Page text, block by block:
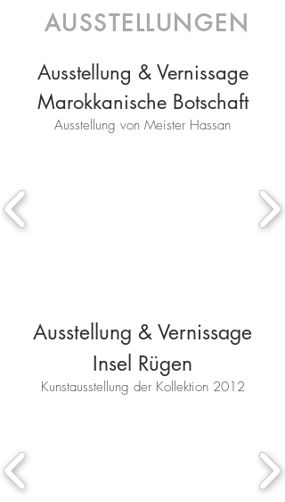
AUSSTELLUNGEN
Ausstellung & Vernissage
Marokkanische Botschaft
Ausstellung von Meister Hassan
Ausstellung & Vernissage
Insel Rügen​
Kunstausstellung der Kollektion 2012